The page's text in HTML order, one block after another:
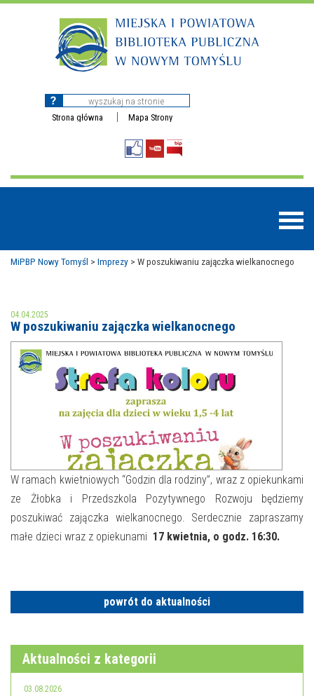
Strona główna Mapa Strony
MOJE KONTO
AKTUALNOŚCI
NAJBLIŻSZE WYDARZENIA
WYDARZENIA BIEŻĄCE
WYDARZYŁO SIĘ
STREFA WIEDZY O REGIONIE
STREFA KOLORU
FORMY STAŁE
NASZE FILIE
POLECANE STRONY
O NAS
MiPBP Nowy Tomyśl > Imprezy > W poszukiwaniu zajączka wielkanocnego
04.04.2025
W poszukiwaniu zajączka wielkanocnego
W ramach kwietniowych “Godzin dla rodziny”, wraz z opiekunkami
ze Żłobka i Przedszkola Pozytywnego Rozwoju będziemy
poszukiwać zajączka wielkanocnego. Serdecznie zapraszamy
małe dzieci wraz z opiekunami 17 kwietnia, o godz. 16:30.
powrót do aktualności
Aktualności z kategorii
03.08.2026